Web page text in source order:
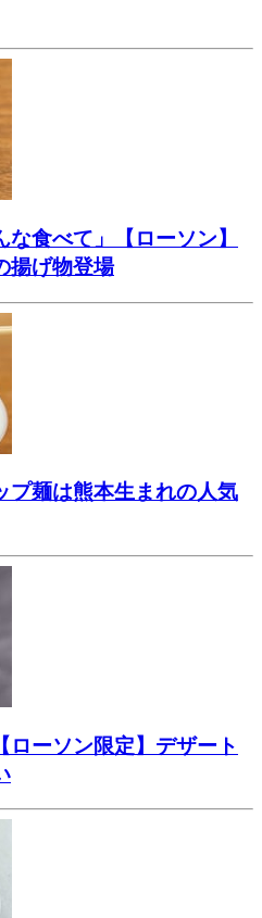
な食べて」【ローソン】
揚げ物登場
プ麺は熊本生まれの人気
ローソン限定】デザート